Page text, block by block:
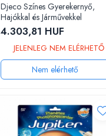
Djeco Színes Gyerekernyő,
Hajókkal és Járművekkel
4.303,81 HUF
JELENLEG NEM ELÉRHETŐ
Nem elérhető